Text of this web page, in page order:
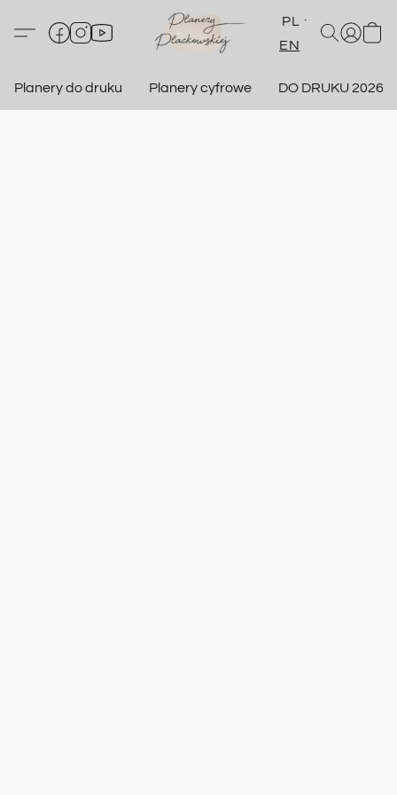
PL
EN
Planery do druku Planery cyfrowe DO DRUKU 2026